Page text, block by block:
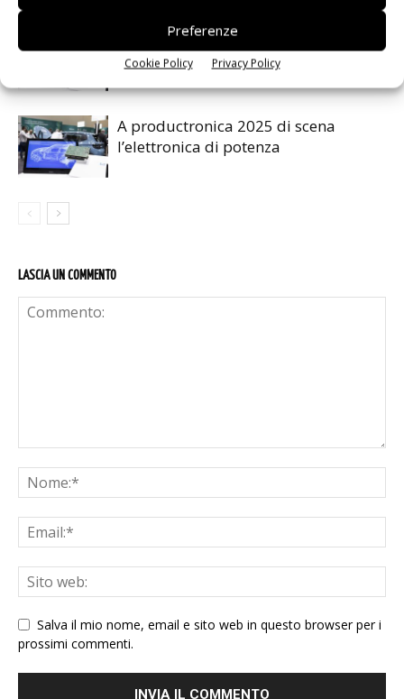
Preferenze
Cookie Policy Privacy Policy
Conto alla rovescia per productronica
2025
A productronica 2025 di scena
l’elettronica di potenza
LASCIA UN COMMENTO
Salva il mio nome, email e sito web in questo browser per i
prossimi commenti.